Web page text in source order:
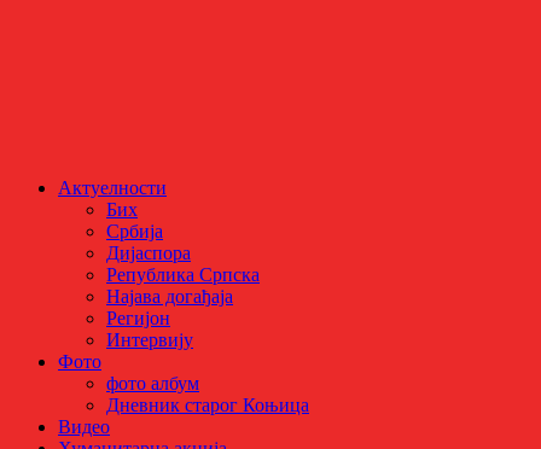
Актуелности
Бих
Србија
Дијаспора
Република Српска
Најава догађаја
Регијон
Интервију
Фото
фото албум
Дневник старог Коњица
Видео